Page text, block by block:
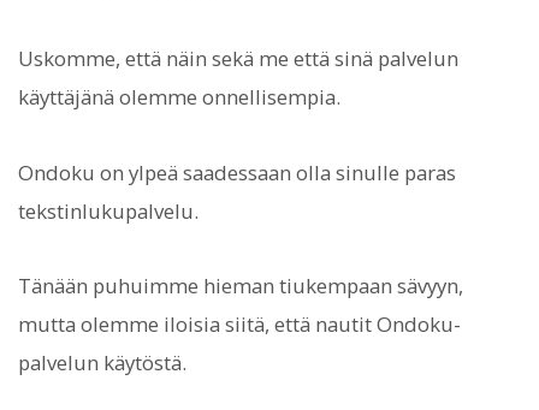
Uskomme, että näin sekä me että sinä palvelun
käyttäjänä olemme onnellisempia.
Ondoku on ylpeä saadessaan olla sinulle paras
tekstinlukupalvelu.
Tänään puhuimme hieman tiukempaan sävyyn,
mutta olemme iloisia siitä, että nautit Ondoku-
palvelun käytöstä.